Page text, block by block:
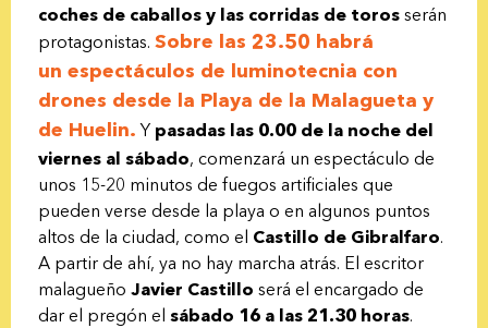
coches de caballos y las corridas de toros serán
protagonistas. Sobre las 23.50 habrá
un espectáculos de luminotecnia con
drones desde la Playa de la Malagueta y
de Huelin. Y pasadas las 0.00 de la noche del
viernes al sábado, comenzará un espectáculo de
unos 15-20 minutos de fuegos artificiales que
pueden verse desde la playa o en algunos puntos
altos de la ciudad, como el Castillo de Gibralfaro.
A partir de ahí, ya no hay marcha atrás. El escritor
malagueño Javier Castillo será el encargado de
dar el pregón el sábado 16 a las 21.30 horas.